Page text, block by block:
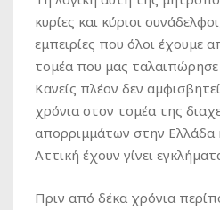
κυρίες και κύριοι
εμπειρίες που όλοι έχουμε
τομέα που μας ταλαιπώρησε
Κανείς πλέον δεν
χρόνια στον τομέα της
απορριμμάτων στην Ελλάδα
Αττική έχουν γίνει
Πριν από δέκα χρόνια